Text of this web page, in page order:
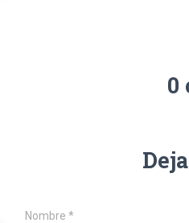
0
Nombre *